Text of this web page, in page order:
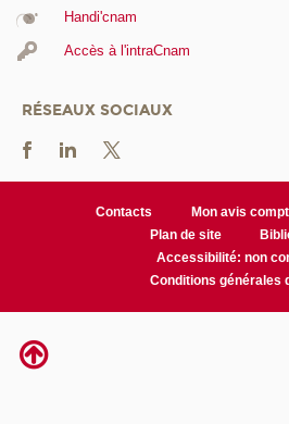
Handi'cnam
Accès à l'intraCnam
RÉSEAUX SOCIAUX
Contacts Mon avis
Plan de site
Accessibilité: non
Conditions générales